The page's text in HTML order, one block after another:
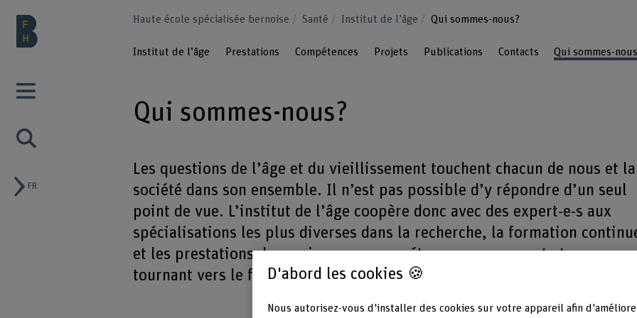
FR
Haute école spécialisée bernoise Santé Institut de l’âge Qui sommes-nous?
Institut de l’âge Prestations Compétences Projets Publications Contacts Qui sommes-
Qui sommes-nous?
Les questions de l’âge et du vieillissement touchent chacun de nous et la
société dans son ensemble. Il n’est pas possible d’y répondre d’un seul
point de vue. L’institut de l’âge coopère donc avec des expert-e-s aux
spécialisations les plus diverses dans la recherche, la formation
et les prestations de service: avec compétence, engagement et en se
tournant vers le futur.D'abord les cookies 🍪
Nous autorisez-vous d'installer des cookies sur votre appareil afin